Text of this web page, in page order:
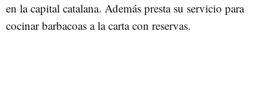
en la capital catalana. Además presta su servicio para
cocinar barbacoas a la carta con reservas.